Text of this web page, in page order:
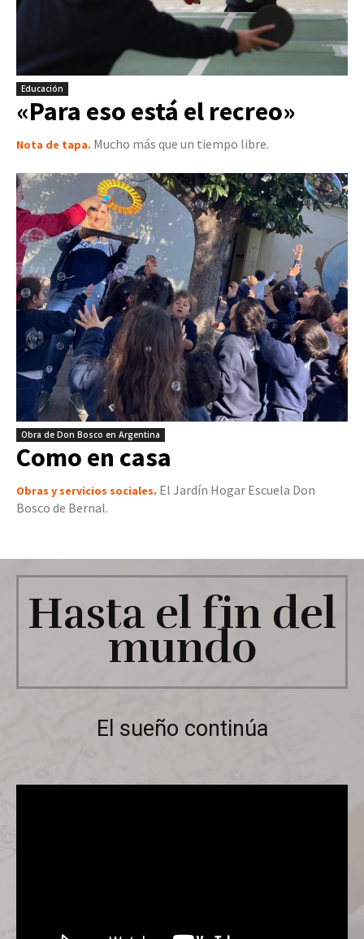
Educación
«Para eso está el recreo»
Nota de tapa. Mucho más que un tiempo libre.
Obra de Don Bosco en Argentina
Como en casa
Obras y servicios sociales. El Jardín Hogar Escuela Don
Bosco de Bernal.
Hasta el fin del
mundo
El sueño continúa